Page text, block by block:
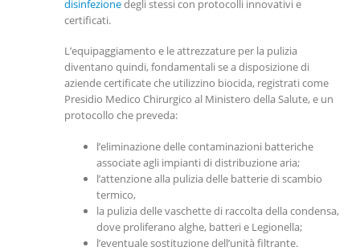
disinfezionedegli stessi con protocolli innovativi e
certificati.
L’equipaggiamento e le attrezzature per la pulizia
diventano quindi, fondamentali se a disposizione di
aziende certificate che utilizzino biocida, registrati come
Presidio Medico Chirurgico al Ministero della Salute, e un
protocollo che preveda:
l’eliminazione delle contaminazioni batteriche
associate agli impianti di distribuzione aria;
l’attenzione alla pulizia delle batterie di scambio
termico,
la pulizia delle vaschette di raccolta della condensa,
dove proliferano alghe, batteri e Legionella;
l’eventuale sostituzione dell’unità filtrante.